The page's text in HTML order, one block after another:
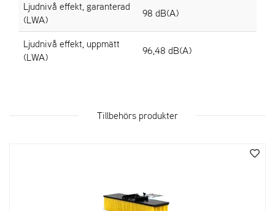
Ljudnivå effekt, garanterad
(LWA)
98 dB(A)
Ljudnivå effekt, uppmätt
(LWA)
96,48 dB(A)
Tillbehörs produkter